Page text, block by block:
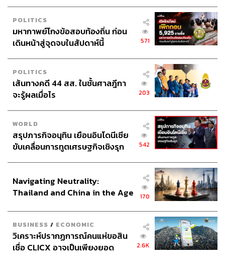
POLITICS
มหากาพย์โกงข้อสอบท้องถิ่น ก่อน
เดินหน้าสู่จุดจบในสัปดาห์นี้
571
POLITICS
เส้นทางคดี 44 สส. ในชั้นศาลฎีกา
จะรู้ผลเมื่อไร
203
WORLD
สรุปภารกิจอนุทิน เยือนอินโดนีเซีย
ขับเคลื่อนการทูตเศรษฐกิจเชิงรุก
542
Navigating Neutrality:
Thailand and China in the Age
170
BUSINESS / ECONOMIC
วิเคราะห์ปรากฏการณ์คนแห่ขอสิน
เชื่อ CLICX อาจเป็นเพียงยอด
2.6K